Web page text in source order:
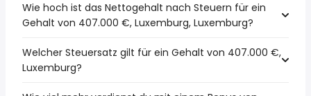
Wie hoch ist das Nettogehalt nach Steuern für ein
Gehalt von 407.000 €, Luxemburg, Luxemburg?
Welcher Steuersatz gilt für ein Gehalt von 407.000 €,
Luxemburg?